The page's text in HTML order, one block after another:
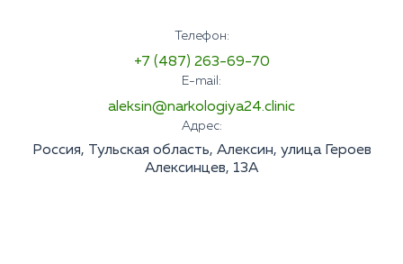
Телефон:
+7 (487) 263-69-70
E-mail:
aleksin@narkologiya24.clinic
Адрес:
Россия, Тульская область, Алексин, улица Героев
Алексинцев, 13А